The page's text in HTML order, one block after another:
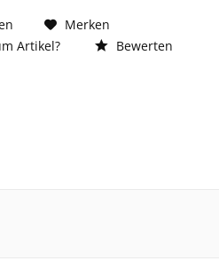
Merken
Artikel?
Bewerten